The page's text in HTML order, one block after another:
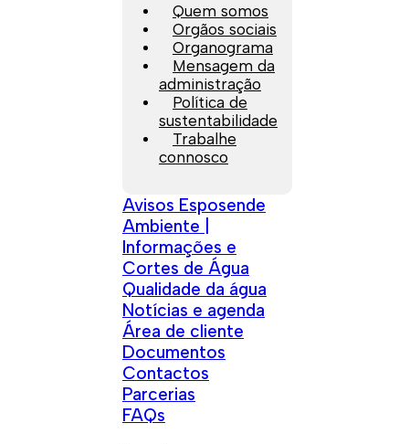
Quem somos
Orgãos sociais
Organograma
Mensagem da
administração
Política de
sustentabilidade
Trabalhe
connosco
Avisos Esposende
Ambiente |
Informações e
Cortes de Água
Qualidade da água
Notícias e agenda
Área de cliente
Documentos
Contactos
Parcerias
FAQs